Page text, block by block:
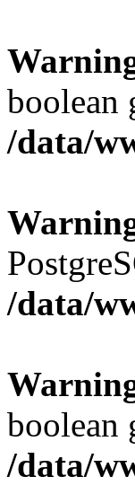
boolean
/data/
/data/
boolean
/data/